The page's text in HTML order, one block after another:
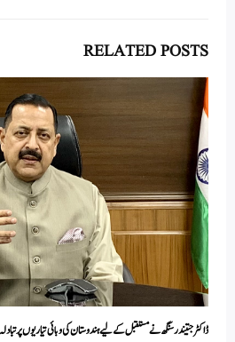
RELATED POSTS
ڈاکٹر جتیندر سنگھ نے مستقبل کے لیے ہندوستان کی وبائی تیاریوں پر